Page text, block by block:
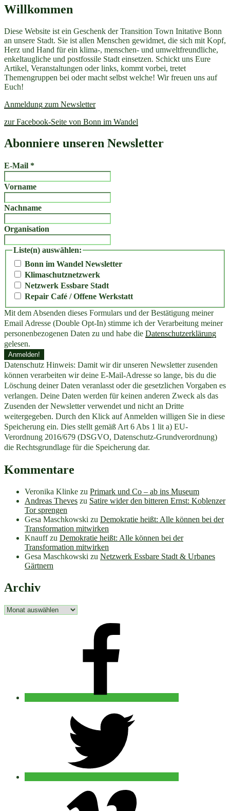
Willkommen
Diese Website ist ein Geschenk der Transition Town Initative Bonn
an unsere Stadt. Sie ist allen Menschen gewidmet, die sich mit Kopf,
Herz und Hand für ein klima-, menschen- und umweltfreundliche,
enkeltaugliche und postfossile Stadt einsetzen. Schickt uns Eure
Artikel, Veranstaltungen oder links, kommt vorbei, tretet
Themengruppen bei oder macht selbst welche! Wir freuen uns auf
Euch!
Anmeldung zum Newsletter
zur Facebook-Seite von Bonn im Wandel
Abonniere unseren Newsletter
E-Mail *
Vorname
Nachname
Organisation
Liste(n) auswählen:
Bonn im Wandel Newsletter
Klimaschutznetzwerk
Netzwerk Essbare Stadt
Repair Café / Offene Werkstatt
Mit dem Absenden dieses Formulars und der Bestätigung meiner
Email Adresse (Double Opt-In) stimme ich der Verarbeitung meiner
personenbezogenen Daten zu und habe die Datenschutzerklärung
gelesen.
Datenschutz Hinweis: Damit wir dir unseren Newsletter zusenden
können verarbeiten wir deine E-Mail-Adresse so lange, bis du die
Löschung deiner Daten veranlasst oder die gesetzlichen Vorgaben es
verlangen. Deine Daten werden für keinen anderen Zweck als das
Zusenden der Newsletter verwendet und nicht an Dritte
weitergegeben. Durch den Klick auf Anmelden willigen Sie in diese
Speicherung ein. Dies stellt gemäß Art 6 Abs 1 lit a) EU-
Verordnung 2016/679 (DSGVO, Datenschutz-Grundverordnung)
die Rechtsgrundlage für die Speicherung dar.
Kommentare
Veronika Klinke zu Primark und Co – ab ins Museum
Andreas Theves zu Satire wider den bitteren Ernst: Koblenzer
Tor sprengen
Gesa Maschkowski zu Demokratie heißt: Alle können bei der
Transformation mitwirken
Knauffzu Demokratie heißt: Alle können bei der
Transformation mitwirken
Gesa Maschkowski zu Netzwerk Essbare Stadt & Urbanes
Gärtnern
Archiv
Archiv